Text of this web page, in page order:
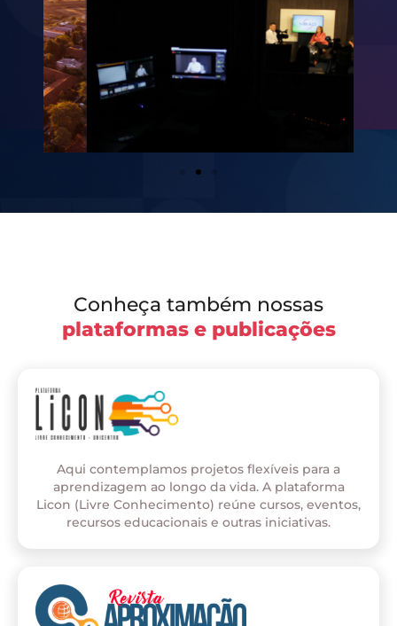
Conheça também nossas
plataformas e publicações
Aqui contemplamos projetos flexíveis para a
aprendizagem ao longo da vida. A plataforma
Licon (Livre Conhecimento) reúne cursos, eventos,
recursos educacionais e outras iniciativas.